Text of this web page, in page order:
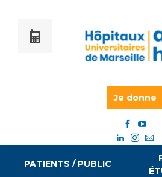
Je donne
PATIENTS / PUBLIC